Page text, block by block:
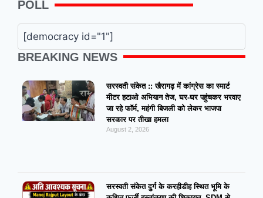
POLL
[democracy id="1"]
BREAKING NEWS
सरस्वती संकेत :: खैरागढ़ में कांग्रेस का स्मार्ट
मीटर हटाओ अभियान तेज, घर-घर पहुंचकर भरवाए
जा रहे फॉर्म, महंगी बिजली को लेकर भाजपा
सरकार पर तीखा हमला
August 2, 2026
सरस्वती संकेत दुर्ग के करहीडीह स्थित भूमि के